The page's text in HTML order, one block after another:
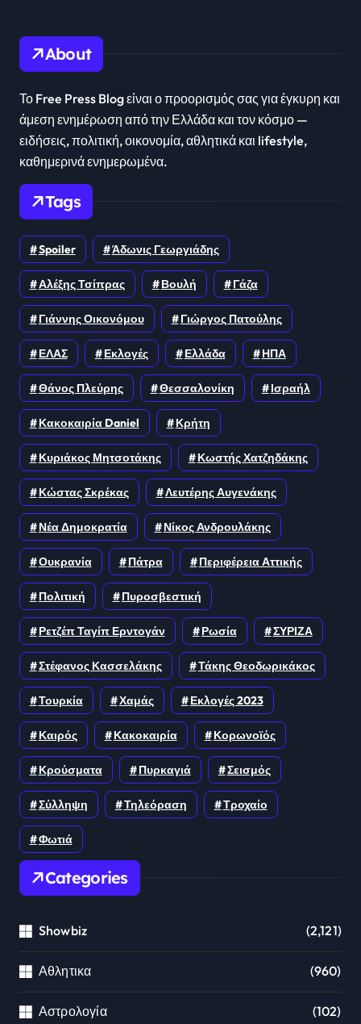
About
Το Free Press Blog είναι ο προορισμός σας για έγκυρη και
άμεση ενημέρωση από την Ελλάδα και τον κόσμο —
ειδήσεις, πολιτική, οικονομία, αθλητικά και lifestyle,
καθημερινά ενημερωμένα.
Tags
Spoiler Άδωνις Γεωργιάδης
Αλέξης Τσίπρας Βουλή Γάζα
Γιάννης Οικονόμου Γιώργος Πατούλης
ΕΛΑΣ Εκλογές Ελλάδα ΗΠΑ
Θάνος Πλεύρης Θεσσαλονίκη Ισραήλ
Κακοκαιρία Daniel Κρήτη
Κυριάκος Μητσοτάκης Κωστής Χατζηδάκης
Κώστας Σκρέκας Λευτέρης Αυγενάκης
Νέα Δημοκρατία Νίκος Ανδρουλάκης
Ουκρανία Πάτρα Περιφέρεια Αττικής
Πολιτική Πυροσβεστική
Ρετζέπ Ταγίπ Ερντογάν Ρωσία ΣΥΡΙΖΑ
Στέφανος Κασσελάκης Τάκης Θεοδωρικάκος
Τουρκία Χαμάς Εκλογές 2023
Καιρός Κακοκαιρία Κορωνοϊός
Κρούσματα Πυρκαγιά Σεισμός
Σύλληψη Τηλεόραση Τροχαίο
Φωτιά
Categories
Showbiz (2,121)
Αθλητικα (960)
Αστρολογία (102)